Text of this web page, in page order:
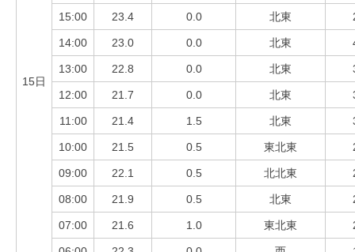
15日
15:00 23.4 0.0 北東
14:00 23.0 0.0 北東
13:00 22.8 0.0 北東
12:00 21.7 0.0 北東
11:00 21.4 1.5 北東
10:00 21.5 0.5 東北東
09:00 22.1 0.5 北北東
08:00 21.9 0.5 北東
07:00 21.6 1.0 東北東